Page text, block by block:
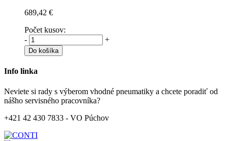
689,42 €
Počet kusov:
-
+
Do košíka
Info linka
Neviete si rady s výberom vhodné pneumatiky a chcete poradiť od
nášho servisného pracovníka?
+421 42 430 7833 - VO Púchov